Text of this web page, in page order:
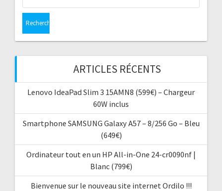
ARTICLES RÉCENTS
Lenovo IdeaPad Slim 3 15AMN8 (599€) – Chargeur
60W inclus
Smartphone SAMSUNG Galaxy A57 – 8/256 Go – Bleu
(649€)
Ordinateur tout en un HP All-in-One 24-cr0090nf |
Blanc (799€)
Bienvenue sur le nouveau site internet Ordilo !!!